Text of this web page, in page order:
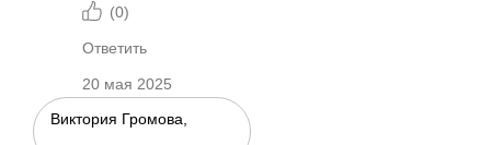
(0)
Ответить
20 мая 2025